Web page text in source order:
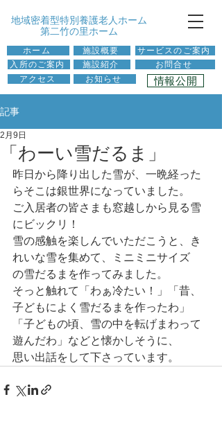
​地域密着型特別養護老人ホーム
第二竹の里ホーム
情報公開
ホーム 施設概要
サービスのご案内
入所のご案内
施設紹介
お問合せ
アクセス
お知らせ
記事
「わーい雪だるま」
2月9日
昨日から降り出した雪が、一晩経った
らそこは銀世界になっていました。
ご入居者の皆さまも窓越しから見る雪
にビックリ！
雪の感触を楽しんでいただこうと、き
れいな雪を集めて、ミニミニサイズ
の雪だるまを作ってみました。
そっと触れて「わぁ冷たい！」「昔、
子どもによく雪だるまを作ったわ」
「子どもの頃、雪の中を転げまわって
遊んだわ」などと懐かしそうに、
思い出話をして下さっています。